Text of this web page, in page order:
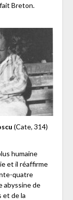
Breton.
(Cate, 314)
humaine
et il réaffirme
quatre
abyssine de
et de la